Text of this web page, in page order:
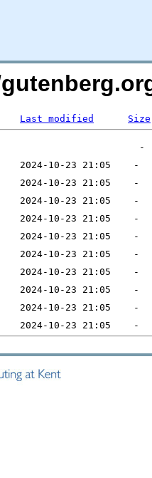
Last modified Size